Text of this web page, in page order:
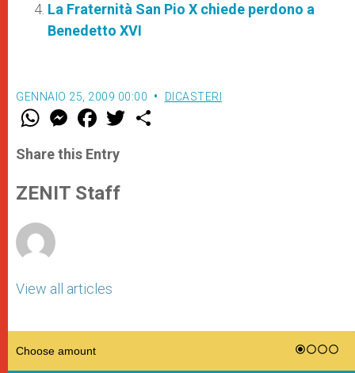
La Fraternità San Pio X chiede perdono a
Benedetto XVI
GENNAIO 25, 2009 00:00 DICASTERI
W
t
s
p
p
M
e
s
e
g
e
F
a
e
b
o
k
w
Share this Entry
ZENIT Staff
View all articles